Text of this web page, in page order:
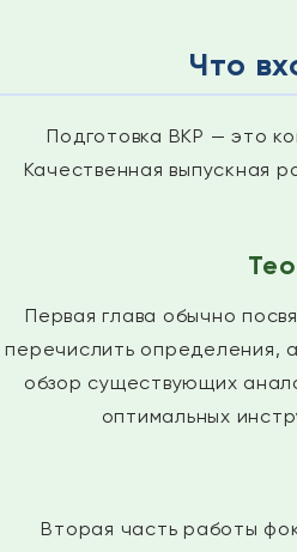
Что
Подготовка ВКР — это
Качественная выпускная
Первая глава обычно
перечислить определения,
обзор существующих
оптимальных
Вторая часть работы